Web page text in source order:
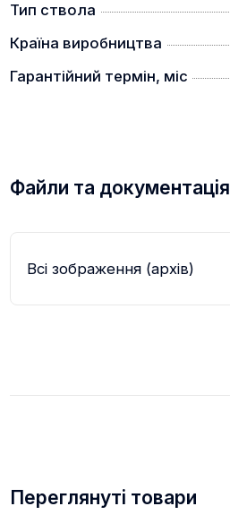
Тип ствола
Країна виробництва
Гарантійний термін, міс
Файли та документація
Всі зображення (архів)
Переглянуті товари